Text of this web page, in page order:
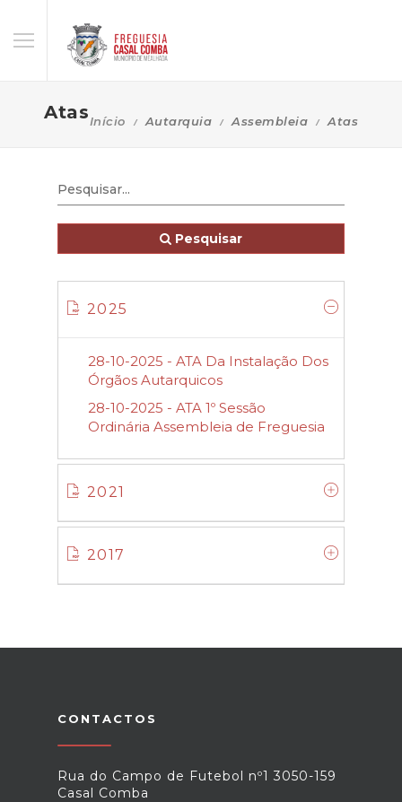
AtasInício Autarquia Assembleia Atas
Pesquisar
2025
28-10-2025 - ATA Da Instalação Dos
Órgãos Autarquicos
28-10-2025 - ATA 1º Sessão
Ordinária Assembleia de Freguesia
2021
2017
CONTACTOS
Rua do Campo de Futebol nº1 3050-159
Casal Comba